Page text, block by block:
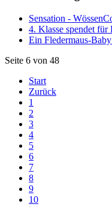
Sensation -
4. Klasse spendet
Ein Fledermaus-
Seite 6 von 48
Start
Zurück
1
2
3
4
5
6
7
8
9
10